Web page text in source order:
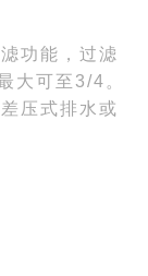
功能，过滤
大可至3/4。
压式排水或